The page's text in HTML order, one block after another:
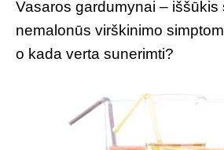
Vasaros gardumynai –
nemalonūs virškinimo
o kada verta sunerimti?